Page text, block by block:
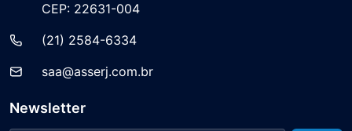
CEP: 22631-004
(21) 2584-6334
saa@asserj.com.br
Newsletter